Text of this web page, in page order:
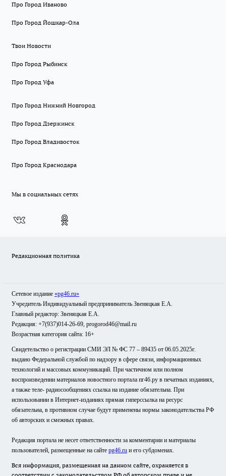
Про Город Иваново
Про Город Йошкар-Ола
Твои Новости
Про Город Рыбинск
Про Город Уфа
Про Город Нижний Новгород
Про Город Дзержинск
Про Город Владивосток
Про Город Краснодара
Мы в социальных сетях
Редакционная политика
Сетевое издание «pg46.ru»
Учредитель Индивидуальный предприниматель Звеняцкая Е.А.
Главный редактор: Звеняцкая Е.А.
Редакция: +7(937)014-26-69, progorod46@mail.ru
Возрастная категория сайта: 16+
Свидетельство о регистрации СМИ ЭЛ № ФС 77 – 89435 от 06.05.2025г.
выдано Федеральной службой по надзору в сфере связи, информационных
технологий и массовых коммуникаций. При частичном или полном
воспроизведении материалов новостного портала пг46.ру в печатных изданиях,
а также теле- радиосообщениях ссылка на издание обязательна. При
использовании в Интернет-изданиях прямая гиперссылка на ресурс
обязательна, в противном случае будут применены нормы законодательства РФ
об авторских и смежных правах.
Редакция портала не несет ответственности за комментарии и материалы
пользователей, размещенные на сайте pg46.ru и его субдоменах.
Вся информация, размещенная на данном сайте, охраняется в